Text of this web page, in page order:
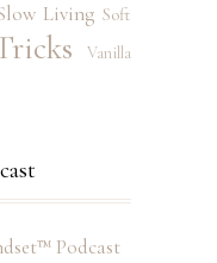
Living Soft
Vanilla
Podcast